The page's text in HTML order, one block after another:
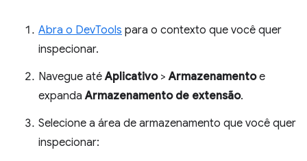
Abra o DevTools para o contexto que você quer
inspecionar.
Navegue atéAplicativo>Armazenamentoe
expandaArmazenamento de extensão.
Selecione a área de armazenamento que você quer
inspecionar: